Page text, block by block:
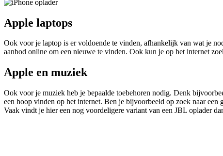
Apple laptops
Ook voor je laptop is er voldoende te vinden, afhankelijk van wat je
aanbod online om een nieuwe te vinden. Ook kun je op het internet
Apple en muziek
Ook voor je muziek heb je bepaalde toebehoren nodig. Denk
een hoop vinden op het internet. Ben je bijvoorbeeld op zoek naar
Vaak vindt je hier een nog voordeligere variant van een JBL oplader